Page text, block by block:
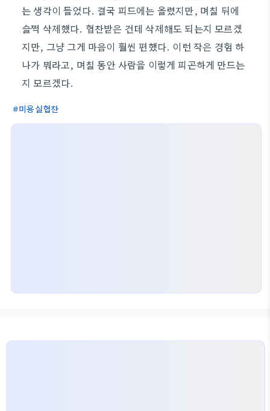
는 생각이 들었다. 결국 피드에는 올렸지만, 며칠 뒤에
슬쩍 삭제했다. 협찬받은 건데 삭제해도 되는지 모르겠
지만, 그냥 그게 마음이 훨씬 편했다. 이런 작은 경험 하
나가 뭐라고, 며칠 동안 사람을 이렇게 피곤하게 만드는
지 모르겠다.
미용실협찬